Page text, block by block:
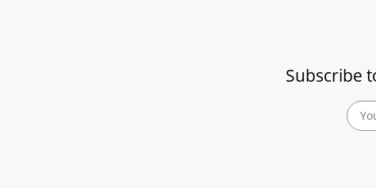
Subscribe